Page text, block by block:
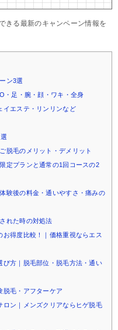
きる最新のキャンペーン情報を
ン3選
・足・腕・顔・ワキ・全身
イエステ・リンリンなど
脱毛のメリット・デメリット
定プランと通常の1回コースの2
験後の料金・通いやすさ・痛みの
れた時の対処法
得度比較！｜価格重視ならエス
び方｜脱毛部位・脱毛方法・通い
脱毛・アフターケア
ロン｜メンズクリアならヒゲ脱毛